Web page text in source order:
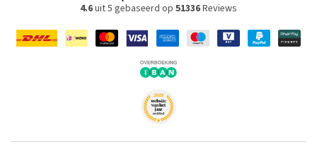
4.6uit 5 gebaseerd op 51336Reviews